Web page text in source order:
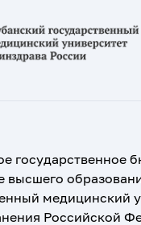
государственное
высшего
медицинский
Российской